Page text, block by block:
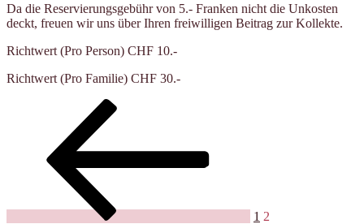
Da die Reservierungsgebühr von 5.- Franken nicht die Unkosten
deckt, freuen wir uns über Ihren freiwilligen Beitrag zur Kollekte.
Richtwert (Pro Person) CHF 10.-
Richtwert (Pro Familie) CHF 30.-
Seitennummerierung
Beiträge
1 2